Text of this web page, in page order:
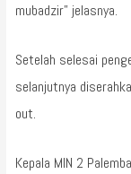
mubadzir” jelasnya.
Setelah selesai
selanjutnya
out.
Kepala MIN 2